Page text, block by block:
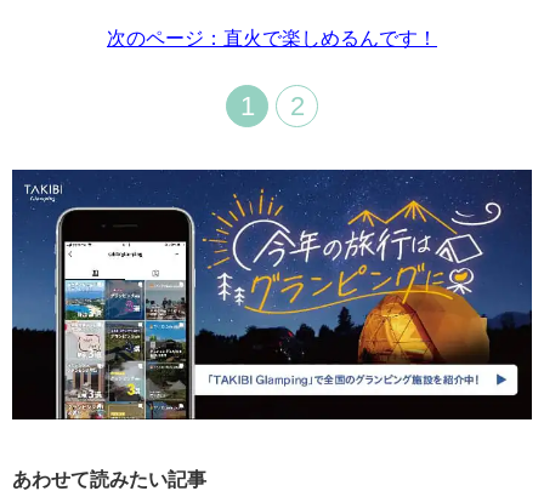
次のページ：直火で楽しめるんです！
1 2
あわせて読みたい記事